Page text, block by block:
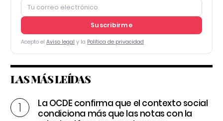
Suscribirme
Acepto el Aviso legal y la Política de privacidad
LAS MÁS LEÍDAS
La OCDE confirma que el contexto social
condiciona más que las notas con la